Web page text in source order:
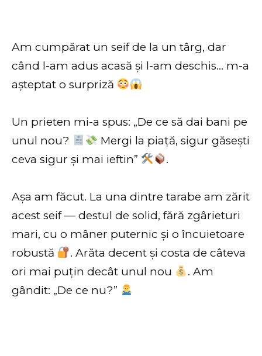
Am cumpărat un seif de la un târg, dar
când l-am adus acasă și l-am deschis… m-a
așteptat o surpriză
Un prieten mi-a spus: „De ce să dai bani pe
unul nou?
Mergi la piață, sigur găsești
ceva sigur și mai ieftin”
.
Așa am făcut. La una dintre tarabe am zărit
acest seif — destul de solid, fără zgârieturi
mari, cu o mâner puternic și o încuietoare
robustă
. Arăta decent și costa de câteva
ori mai puțin decât unul nou
. Am
gândit: „De ce nu?”